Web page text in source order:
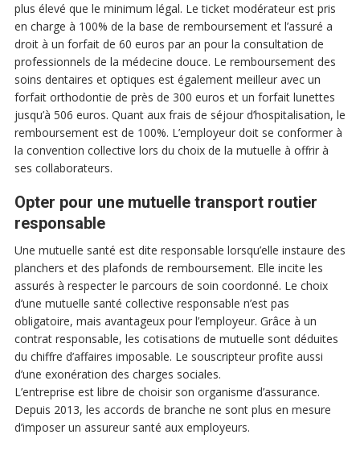
plus élevé que le minimum légal. Le ticket modérateur est pris
en charge à 100% de la base de remboursement et l’assuré a
droit à un forfait de 60 euros par an pour la consultation de
professionnels de la médecine douce. Le remboursement des
soins dentaires et optiques est également meilleur avec un
forfait orthodontie de près de 300 euros et un forfait lunettes
jusqu’à 506 euros. Quant aux frais de séjour d’hospitalisation, le
remboursement est de 100%. L’employeur doit se conformer à
la convention collective lors du choix de la mutuelle à offrir à
ses collaborateurs.
Opter pour une mutuelle transport routier
responsable
Une mutuelle santé est dite responsable lorsqu’elle instaure des
planchers et des plafonds de remboursement. Elle incite les
assurés à respecter le parcours de soin coordonné. Le choix
d’une mutuelle santé collective responsable n’est pas
obligatoire, mais avantageux pour l’employeur. Grâce à un
contrat responsable, les cotisations de mutuelle sont déduites
du chiffre d’affaires imposable. Le souscripteur profite aussi
d’une exonération des charges sociales.
L’entreprise est libre de choisir son organisme d’assurance.
Depuis 2013, les accords de branche ne sont plus en mesure
d’imposer un assureur santé aux employeurs.